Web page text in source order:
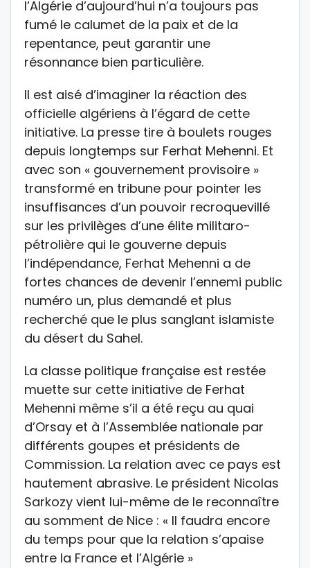
l’Algérie d’aujourd’hui n’a toujours pas
fumé le calumet de la paix et de la
repentance, peut garantir une
résonnance bien particulière.
Il est aisé d’imaginer la réaction des
officielle algériens à l’égard de cette
initiative. La presse tire à boulets rouges
depuis longtemps sur Ferhat Mehenni. Et
avec son « gouvernement provisoire »
transformé en tribune pour pointer les
insuffisances d’un pouvoir recroquevillé
sur les privilèges d’une élite militaro-
pétrolière qui le gouverne depuis
l’indépendance, Ferhat Mehenni a de
fortes chances de devenir l’ennemi public
numéro un, plus demandé et plus
recherché que le plus sanglant islamiste
du désert du Sahel.
La classe politique française est restée
muette sur cette initiative de Ferhat
Mehenni même s’il a été reçu au quai
d’Orsay et à l’Assemblée nationale par
différents goupes et présidents de
Commission. La relation avec ce pays est
hautement abrasive. Le président Nicolas
Sarkozy vient lui-même de le reconnaître
au somment de Nice : « Il faudra encore
du temps pour que la relation s’apaise
entre la France et l’Algérie »